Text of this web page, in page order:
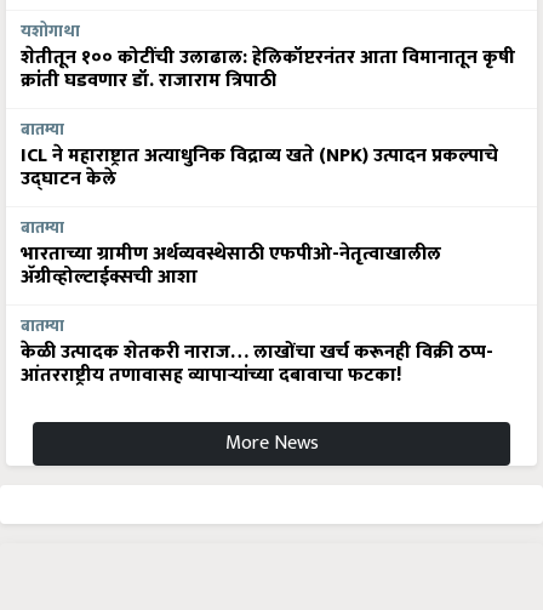
यशोगाथा
शेतीतून १०० कोटींची उलाढाल: हेलिकॉप्टरनंतर आता विमानातून कृषी
क्रांती घडवणार डॉ. राजाराम त्रिपाठी
बातम्या
ICL ने महाराष्ट्रात अत्याधुनिक विद्राव्य खते (NPK) उत्पादन प्रकल्पाचे
उद्घाटन केले
बातम्या
भारताच्या ग्रामीण अर्थव्यवस्थेसाठी एफपीओ-नेतृत्वाखालील
अ‍ॅग्रीव्होल्टाईक्सची आशा
बातम्या
केळी उत्पादक शेतकरी नाराज… लाखोंचा खर्च करूनही विक्री ठप्प-
आंतरराष्ट्रीय तणावासह व्यापाऱ्यांच्या दबावाचा फटका!
More News